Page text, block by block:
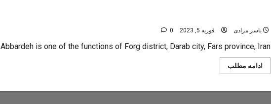
یاسر مرادی فوریه 5, 2023 0
Abbardeh is one of the functions of Forg district, Darab city, Fars province, Iran.
ادامه مطلب
more